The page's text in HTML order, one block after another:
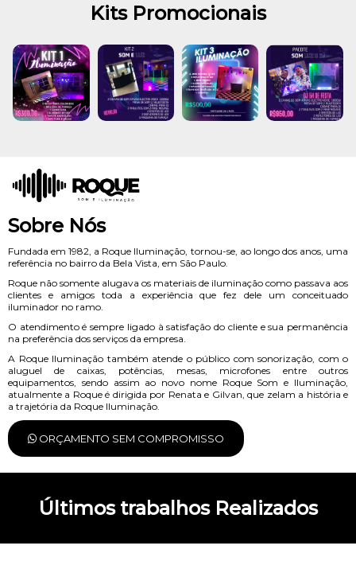
Kits Promocionais
Sobre Nós
Fundada em 1982, a Roque Iluminação, tornou-se, ao longo dos anos, uma
referência no bairro da Bela Vista, em São Paulo.
Roque não somente alugava os materiais de iluminação como passava aos
clientes e amigos toda a experiência que fez dele um conceituado
iluminador no ramo.
O atendimento é sempre ligado à satisfação do cliente e sua permanência
na preferência dos serviços da empresa.
A Roque Iluminação também atende o público com sonorização, com o
aluguel de caixas, potências, mesas, microfones entre outros
equipamentos, sendo assim ao novo nome Roque Som e Iluminação,
atualmente a Roque é dirigida por Renata e Gilvan, que zelam a história e
a trajetória da Roque Iluminação.
ORÇAMENTO SEM COMPROMISSO
Últimos trabalhos Realizados